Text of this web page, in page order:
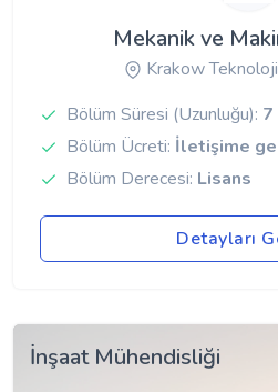
Mekanik ve
Krakow
Bölüm Süresi (Uzunluğu):
Bölüm Ücreti: İletişime
Bölüm Derecesi: Lisans
Detayları
İnşaat Mühendisliği